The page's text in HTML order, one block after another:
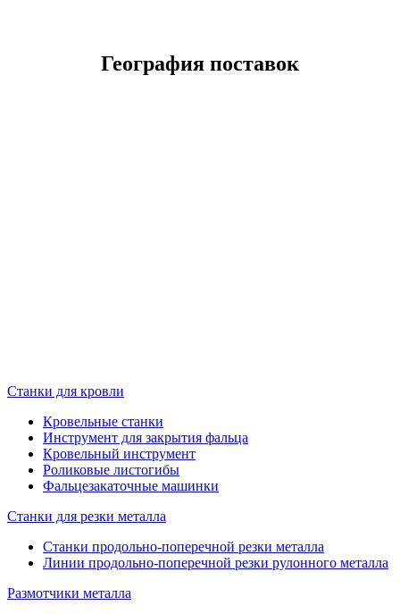
География поставок
Станки для кровли
Кровельные станки
Инструмент для закрытия фальца
Кровельный инструмент
Роликовые листогибы
Фальцезакаточные машинки
Станки для резки металла
Станки продольно-поперечной резки металла
Линии продольно-поперечной резки рулонного металла
Размотчики металла